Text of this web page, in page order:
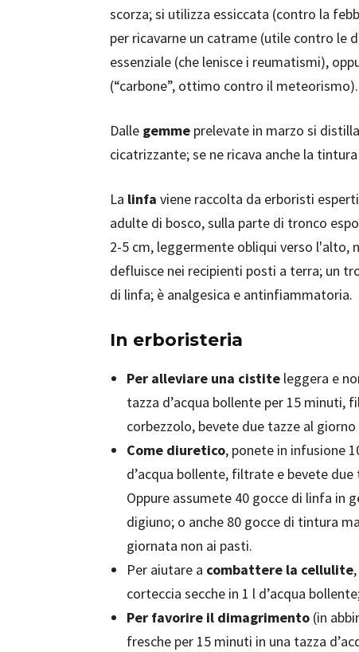
scorza; si utilizza essiccata (contro la
per ricavarne un catrame (utile contro le
essenziale (che lenisce i reumatismi),
(“carbone”, ottimo contro il meteorismo).
Dalle gemme prelevate in marzo si
cicatrizzante; se ne ricava anche la
La linfa viene raccolta da erboristi
adulte di bosco, sulla parte di tronco
2-5 cm, leggermente obliqui verso l'alto,
defluisce nei recipienti posti a terra; un
di linfa; è analgesica e antinfiammatoria.
In erboristeria
Per alleviare una cistite leggera e
tazza d’acqua bollente per 15
corbezzolo, bevete due tazze al
Come diuretico, ponete in infusione
d’acqua bollente, filtrate e bevete
Oppure assumete 40 gocce di linfa in
digiuno; o anche 80 gocce di tintura
giornata non ai pasti.
Per aiutare a combattere la cellulite
corteccia secche in 1 l d’acqua
Per favorire il dimagrimento (in
fresche per 15 minuti in una tazza